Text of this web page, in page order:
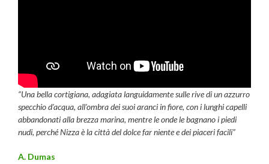
“Una bella cortigiana, adagiata languidamente sulle rive di un azzurro
specchio d’acqua, all’ombra dei suoi aranci in fiore, con i lunghi capelli
abbandonati alla brezza marina, mentre le onde le bagnano i piedi
nudi, perché Nizza è la città del dolce far niente e dei piaceri facili”
A. Dumas